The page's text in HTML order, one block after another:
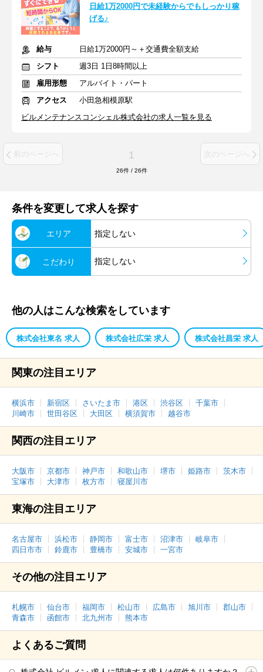
日給1万2000円で未経験からでもしっかり稼
げる♪
給与
日給1万2000円～＋交通費全額支給
シフト
週3日 1日8時間以上
雇用形態
アルバイト・パート
アクセス
小田急相模原駅
ビルメンテナンスコンシェル株式会社の求人一覧を見る
前のページへ 1 次のページへ
26件 / 26件
条件を変更して求人を探す
エリア 指定しない
こだわり 指定しない
他の人はこんな検索をしています
株式会社東名 求人 株式会社広栄 求人 株式会社昌栄 求人
関東の注目エリア
横浜市 新宿区 さいたま市 港区 渋谷区
千葉市
川崎市
世田谷区 大田区 横須賀市 越谷市
関西の注目エリア
大阪市 京都市 神戸市 和歌山市 堺市 姫路市
茨木市
宝塚市
大津市 枚方市 寝屋川市
東海の注目エリア
名古屋市 浜松市 静岡市 富士市 沼津市
岐阜市
四日市市
鈴鹿市 豊橋市 安城市 一宮市
その他の注目エリア
札幌市 仙台市 福岡市 松山市 広島市 旭川市
郡山市
青森市
函館市 北九州市 熊本市
よくあるご質問